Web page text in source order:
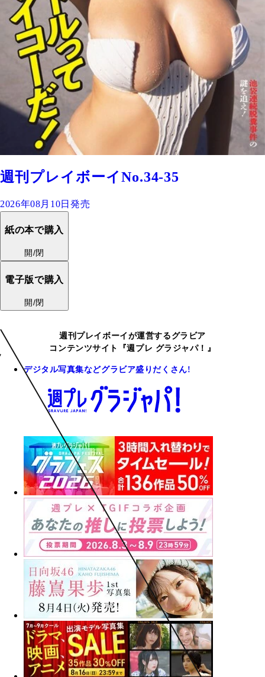
週刊プレイボーイNo.34-35
2026年08月10日発売
紙の本で購入
開/閉
電子版で購入
開/閉
週刊プレイボーイが運営するグラビア
コンテンツサイト『週プレ グラジャパ！』
デジタル写真集などグラビア盛りだくさん!